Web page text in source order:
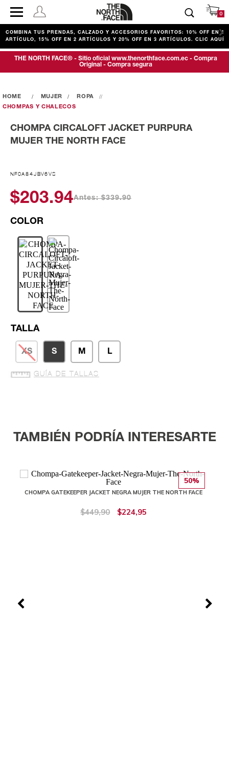
0
COMBINA TUS PRENDAS, CALZADO Y ACCESORIOS FAVORITOS: 10% OFF EN 1
ARTÍCULO, 15% OFF EN 2 ARTÍCULOS Y 20% OFF EN 3 ARTÍCULOS. CLIC AQUÍ
THE NORTH FACE® - Sitio oficial www.thenorthface.com.ec - Compra
Original - Compra segura
MUJER
ROPA
CHOMPAS Y CHALECOS
CHOMPA CIRCALOFT JACKET PURPURA
MUJER THE NORTH FACE
NF0A84JBV6VS
$203.94Antes: $339.90
TALLA
XS S M L
GUÍA DE TALLAS
TAMBIÉN PODRÍA INTERESARTE
50%
CHOMPA GATEKEEPER JACKET NEGRA MUJER THE NORTH FACE
$449,90 $224,95